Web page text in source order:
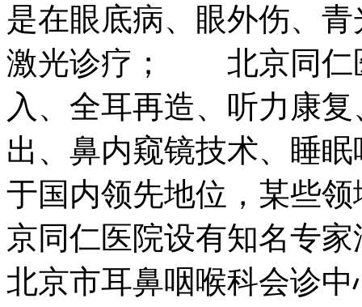
是在眼底病、眼外伤、
激光诊疗； 北京同仁
入、全耳再造、听力康
出、鼻内窥镜技术、睡
于国内领先地位，某些
京同仁医院设有知名专
北京市耳鼻咽喉科会诊